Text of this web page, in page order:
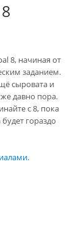
8, начиная от
заданием.
сыровата и
давно пора.
с 8, пока
гораздо